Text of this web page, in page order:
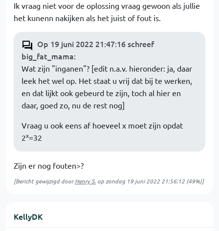
Ik vraag niet voor de oplossing vraag gewoon als jullie
het kunenn nakijken als het juist of fout is.
Op 19 juni 2022 21:47:16 schreef
big_fat_mama:
Wat zijn "inganen"? [edit n.a.v. hieronder: ja, daar
leek het wel op. Het staat u vrij dat bij te werken,
en dat lijkt ook gebeurd te zijn, toch al hier en
daar, goed zo, nu de rest nog]
Vraag u ook eens af hoeveel x moet zijn opdat
2x=32
Zijn er nog fouten>?
[Bericht gewijzigd doorHenry S. op zondag 19 juni 2022 21:56:12 (49%)]
KellyDK